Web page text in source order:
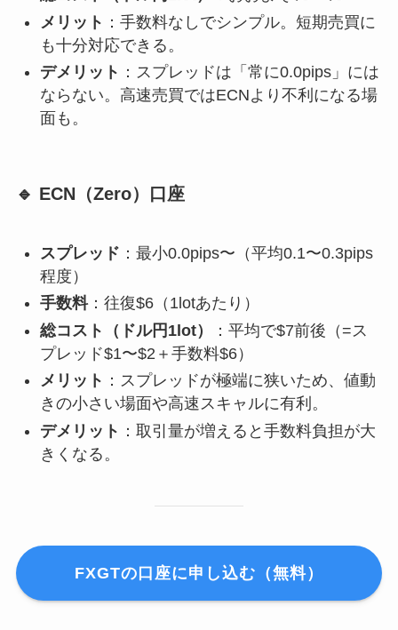
メリット ：手数料なしでシンプル。短期売買に
も十分対応できる。
デメリット ：スプレッドは「常に0.0pips」には
ならない。高速売買ではECNより不利になる場
面も。
🔹 ECN（Zero）口座
スプレッド ：最小0.0pips〜（平均0.1〜0.3pips
程度）
手数料：往復$6（1lotあたり）
総コスト（ドル円1lot）
：平均で$7前後（=ス
プレッド$1〜$2＋手数料$6）
メリット ：スプレッドが極端に狭いため、値動
きの小さい場面や高速スキャルに有利。
デメリット ：取引量が増えると手数料負担が大
きくなる。
FXGTの口座に申し込む（無料）